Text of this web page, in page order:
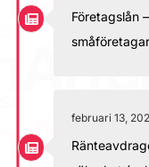
Företagslån
februari 13,